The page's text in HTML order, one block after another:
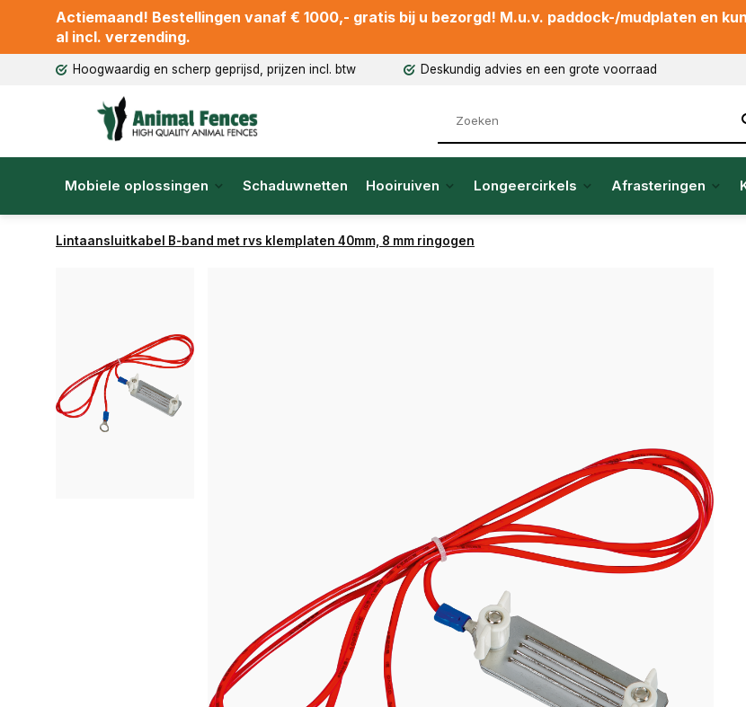
Actiemaand! Bestellingen vanaf € 1000,- gratis bij u bezorgd! M.u.v. paddock-/mudplaten en
al incl. verzending.
Hoogwaardig en scherp geprijsd, prijzen incl. btw Deskundig advies en een grote voorraad
Mobiele oplossingen Schaduwnetten Hooiruiven Longeercirkels Afrasteringen
Lintaansluitkabel B-band met rvs klemplaten 40mm, 8 mm ringogen